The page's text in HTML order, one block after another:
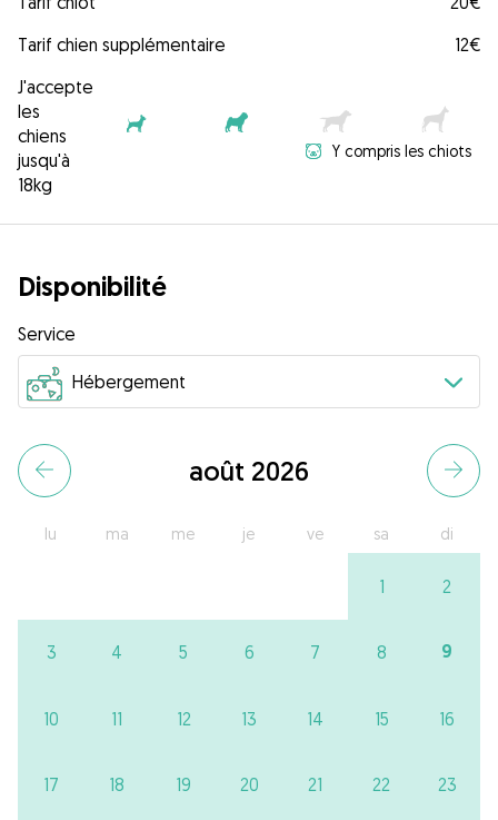
Tarif chien supplémentaire
12€
J'accepte
les
chiens
jusqu'à
18kg
Y compris les chiots
Disponibilité
Service
août 2026
lu ma me je ve sa di
1 2
3 4 5 6 7 8 9
10 11 12 13 14 15 16
17 18 19 20 21 22 23